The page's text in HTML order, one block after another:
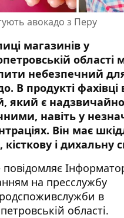
авокадо з Перу
магазинів у
області
небезпечний
В продукті
який є надзвичайно
навіть у
. Він має
і дихальну
на пресслужбу
в
області.